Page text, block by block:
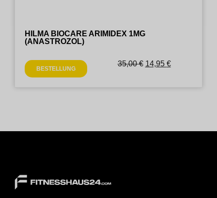
HILMA BIOCARE ARIMIDEX 1MG
(ANASTROZOL)
BESTELLUNG
35,00€ 14,95 €